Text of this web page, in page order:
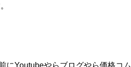
にYoutubeやらブログやら価格コム